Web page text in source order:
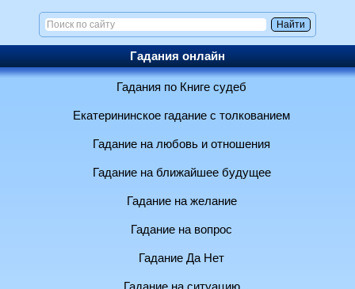
Гадания онлайн
Гадания по Книге судеб
Екатерининское гадание с толкованием
Гадание на любовь и отношения
Гадание на ближайшее будущее
Гадание на желание
Гадание на вопрос
Гадание Да Нет